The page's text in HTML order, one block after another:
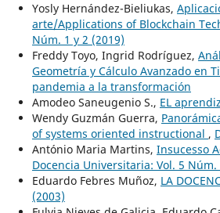
Yosly Hernández-Bieliukas,
arte/Applications of Blockchain
Núm. 1 y 2 (2019)
Freddy Toyo, Ingrid Rodríguez,
Geometría y Cálculo Avanzado en
pandemia a la transformación
Amodeo Saneugenio S., EL
Wendy Guzmán Guerra,
of systems oriented instructional ,
António Maria Martins, Insucesso
Docencia Universitaria: Vol. 5 Núm.
Eduardo Febres Muñoz, LA
(2003)